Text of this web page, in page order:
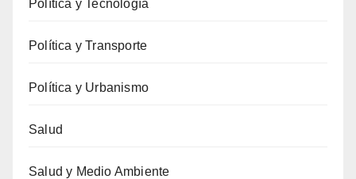
Política y Tecnología
Política y Transporte
Política y Urbanismo
Salud
Salud y Medio Ambiente